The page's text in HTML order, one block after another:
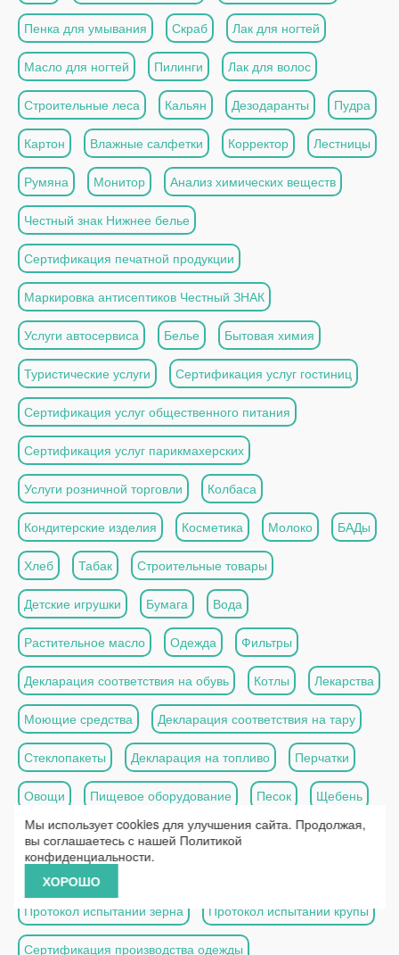
Пенка для умывания Скраб Лак для ногтей
Масло для ногтей Пилинги Лак для волос
Строительные леса Кальян Дезодаранты Пудра
Картон Влажные салфетки Корректор Лестницы
Румяна Монитор Анализ химических веществ
Честный знак Нижнее белье
Сертификация печатной продукции
Маркировка антисептиков Честный ЗНАК
Услуги автосервиса Белье Бытовая химия
Туристические услуги Сертификация услуг гостиниц
Сертификация услуг общественного питания
Сертификация услуг парикмахерских
Услуги розничной торговли Колбаса
Кондитерские изделия Косметика Молоко БАДы
Хлеб Табак Строительные товары
Детские игрушки Бумага Вода
Растительное масло Одежда Фильтры
Декларация соответствия на обувь Котлы Лекарства
Моющие средства Декларация соответствия на тару
Стеклопакеты Декларация на топливо Перчатки
Овощи Пищевое оборудование Песок Щебень
Декларация соответствия на эмаль Двери
Протокол испытаний зерна Протокол испытаний крупы
Сертификация производства одежды
Мы использует cookies для улучшения сайта. Продолжая,
вы соглашаетесь с нашей Политикой
конфиденциальности.
ХОРОШО